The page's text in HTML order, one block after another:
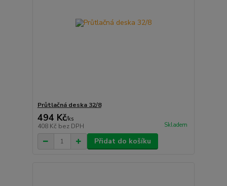
Průtlačná deska 32/8
494 Kč/ks
408 Kč bez DPH Skladem
Přidat do košíku